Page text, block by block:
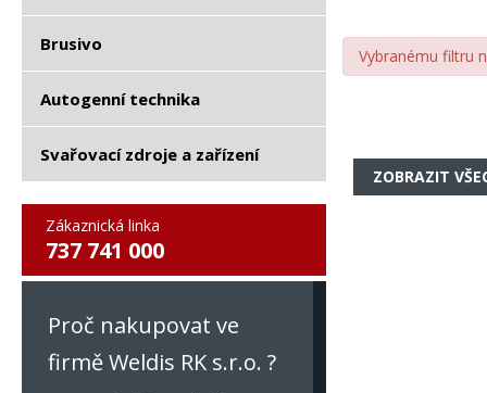
Brusivo
Autogenní technika
Svařovací zdroje a zařízení
Zákaznická linka
737 741 000
Proč nakupovat ve
firmě Weldis RK s.r.o. ?
Vybranému filtru
ZOBRAZIT